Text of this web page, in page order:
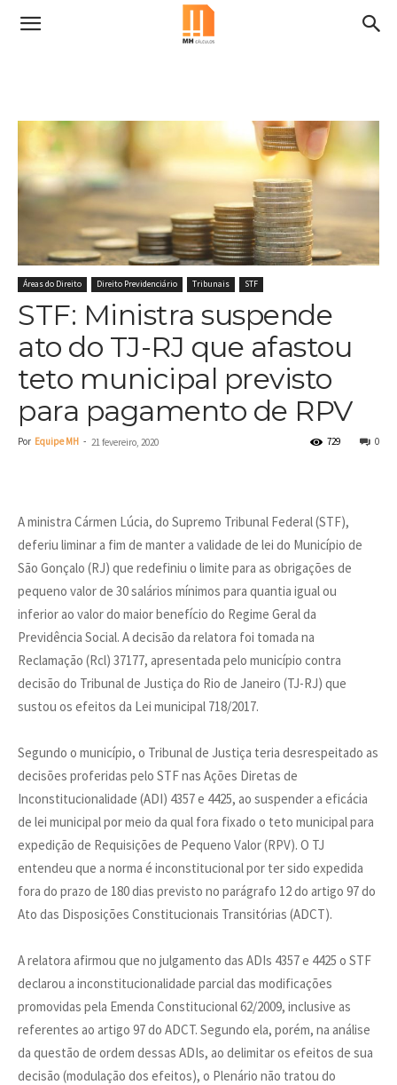
Áreas do Direito Direito Previdenciário Tribunais STF
STF: Ministra suspende
ato do TJ-RJ que afastou
teto municipal previsto
para pagamento de RPV
Por Equipe MH - 21 fevereiro, 2020 0
729
A ministra Cármen Lúcia, do Supremo Tribunal Federal (STF),
deferiu liminar a fim de manter a validade de lei do Município de
São Gonçalo (RJ) que redefiniu o limite para as obrigações de
pequeno valor de 30 salários mínimos para quantia igual ou
inferior ao valor do maior benefício do Regime Geral da
Previdência Social. A decisão da relatora foi tomada na
Reclamação (Rcl) 37177, apresentada pelo município contra
decisão do Tribunal de Justiça do Rio de Janeiro (TJ-RJ) que
sustou os efeitos da Lei municipal 718/2017.
Segundo o município, o Tribunal de Justiça teria desrespeitado as
decisões proferidas pelo STF nas Ações Diretas de
Inconstitucionalidade (ADI) 4357 e 4425, ao suspender a eficácia
de lei municipal por meio da qual fora fixado o teto municipal para
expedição de Requisições de Pequeno Valor (RPV). O TJ
entendeu que a norma é inconstitucional por ter sido expedida
fora do prazo de 180 dias previsto no parágrafo 12 do artigo 97 do
Ato das Disposições Constitucionais Transitórias (ADCT).
A relatora afirmou que no julgamento das ADIs 4357 e 4425 o STF
declarou a inconstitucionalidade parcial das modificações
promovidas pela Emenda Constitucional 62/2009, inclusive as
referentes ao artigo 97 do ADCT. Segundo ela, porém, na análise
da questão de ordem dessas ADIs, ao delimitar os efeitos de sua
decisão (modulação dos efeitos), o Plenário não tratou do